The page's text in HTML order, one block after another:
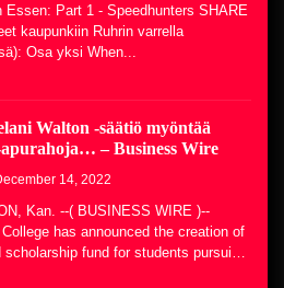
Essen: Part 1 - Speedhunters SHARE
kaupunkiin Ruhrin varrella
Osa yksi When...
Walton -säätiö myöntää
– Business Wire
14, 2022
Kan. --( BUSINESS WIRE )--
has announced the creation of
scholarship fund for students pursuing